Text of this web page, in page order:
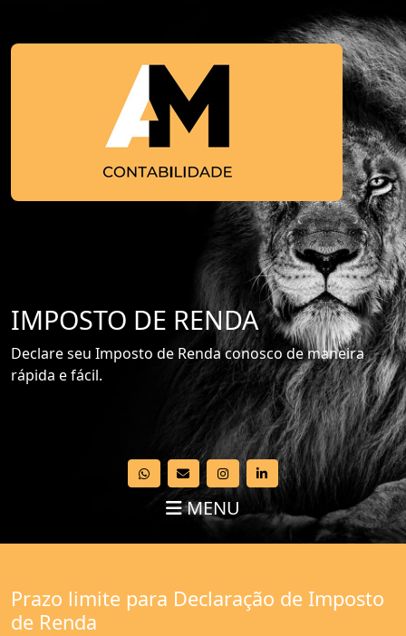
IMPOSTO DE RENDA
Declare seu Imposto de Renda conosco de maneira
rápida e fácil.
MENU
Prazo limite para Declaração de Imposto
de Renda